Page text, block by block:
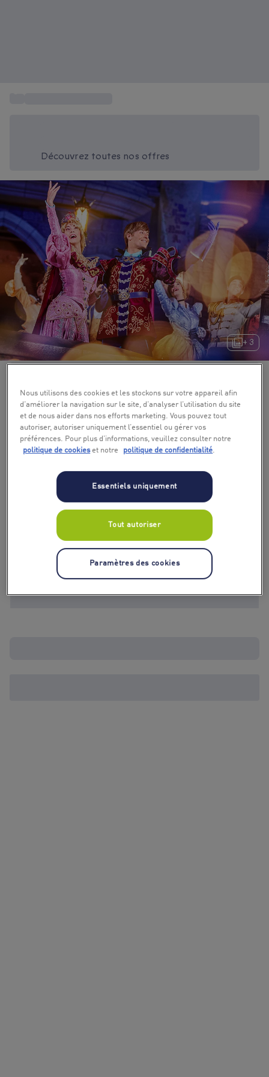
Découvrez toutes nos offres
+ 3
Nous utilisons des cookies et les stockons sur votre appareil afin
d’améliorer la navigation sur le site, d’analyser l’utilisation du site
et de nous aider dans nos efforts marketing. Vous pouvez tout
autoriser, autoriser uniquement l’essentiel ou gérer vos
préférences. Pour plus d’informations, veuillez consulter notre
politique de cookieset notre politique de confidentialité.
Essentiels uniquement
Tout autoriser
Paramètres des cookies